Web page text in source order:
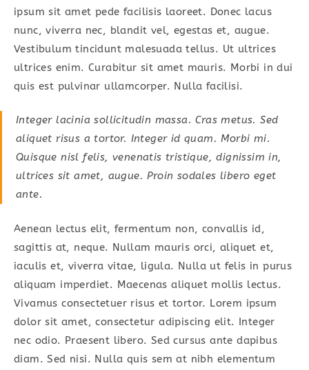
ipsum sit amet pede facilisis laoreet. Donec lacus
nunc, viverra nec, blandit vel, egestas et, augue.
Vestibulum tincidunt malesuada tellus. Ut ultrices
ultrices enim. Curabitur sit amet mauris. Morbi in dui
quis est pulvinar ullamcorper. Nulla facilisi.
Integer lacinia sollicitudin massa. Cras metus. Sed
aliquet risus a tortor. Integer id quam. Morbi mi.
Quisque nisl felis, venenatis tristique, dignissim in,
ultrices sit amet, augue. Proin sodales libero eget
ante.
Aenean lectus elit, fermentum non, convallis id,
sagittis at, neque. Nullam mauris orci, aliquet et,
iaculis et, viverra vitae, ligula. Nulla ut felis in purus
aliquam imperdiet. Maecenas aliquet mollis lectus.
Vivamus consectetuer risus et tortor. Lorem ipsum
dolor sit amet, consectetur adipiscing elit. Integer
nec odio. Praesent libero. Sed cursus ante dapibus
diam. Sed nisi. Nulla quis sem at nibh elementum